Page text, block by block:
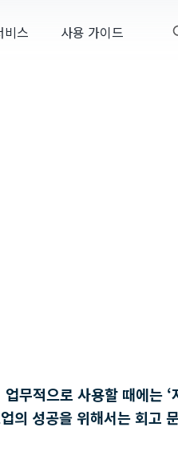
비스 사용 가이드
무적으로 사용할 때에는 ‘
의 성공을 위해서는 회고